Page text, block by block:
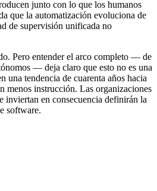
junto con lo que los humanos
que la automatización evoluciona de
de supervisión unificada no
Pero entender el arco completo — de
— deja claro que esto no es una
una tendencia de cuarenta años hacia
menos instrucción. Las organizaciones
inviertan en consecuencia definirán la
software.